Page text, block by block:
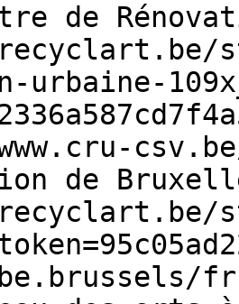
de
urbaine-
de